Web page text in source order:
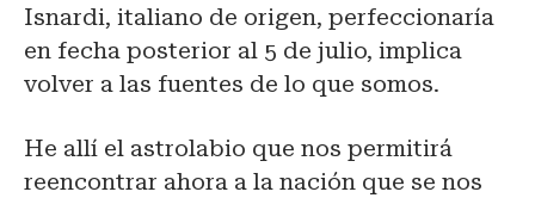
Isnardi, italiano de origen, perfeccionaría
en fecha posterior al 5 de julio, implica
volver a las fuentes de lo que somos.
He allí el astrolabio que nos permitirá
reencontrar ahora a la nación que se nos